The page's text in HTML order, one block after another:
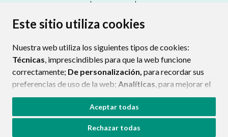
Este sitio utiliza cookies
Nuestra web utiliza los siguientes tipos de cookies:
Técnicas, imprescindibles para que la web funcione
correctamente; De personalización, para recordar sus
preferencias de uso de la web; Analíticas, para mejorar el
funcionamiento de la web y sus servicios.
Si acepta pulsando el botón“Aceptar todas”
consideramos que acepta su uso. Si pulsa el botón
Aceptar todas
Rechazar todas
PROTECCIÓN DE DATOS
POLÍTICA DE COOKIES